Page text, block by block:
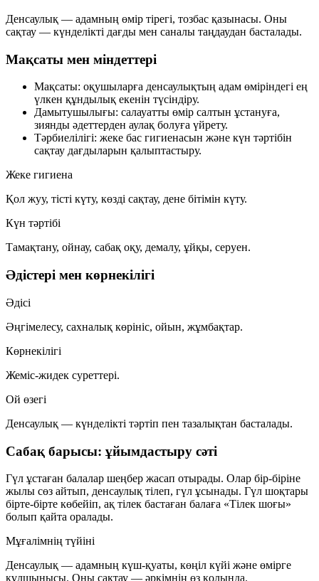
Денсаулық — адамның өмір тірегі, тозбас қазынасы. Оны
сақтау — күнделікті дағды мен саналы таңдаудан басталады.
Мақсаты мен міндеттері
Мақсаты: оқушыларға денсаулықтың адам өміріндегі ең
үлкен құндылық екенін түсіндіру.
Дамытушылығы: салауатты өмір салтын ұстануға,
зиянды әдеттерден аулақ болуға үйрету.
Тәрбиелілігі: жеке бас гигиенасын және күн тәртібін
сақтау дағдыларын қалыптастыру.
Жеке гигиена
Қол жуу, тісті күту, көзді сақтау, дене бітімін күту.
Күн тәртібі
Тамақтану, ойнау, сабақ оқу, демалу, ұйқы, серуен.
Әдістері мен көрнекілігі
Әдісі
Әңгімелесу, сахналық көрініс, ойын, жұмбақтар.
Көрнекілігі
Жеміс-жидек суреттері.
Ой өзегі
Денсаулық — күнделікті тәртіп пен тазалықтан басталады.
Сабақ барысы: ұйымдастыру сәті
Гүл ұстаған балалар шеңбер жасап отырады. Олар бір-біріне
жылы сөз айтып, денсаулық тілеп, гүл ұсынады. Гүл шоқтары
бірте-бірте көбейіп, ақ тілек бастаған балаға «Тілек шоғы»
болып қайта оралады.
Мұғалімнің түйіні
Денсаулық — адамның күш-қуаты, көңіл күйі және өмірге
құлшынысы. Оны сақтау — әркімнің өз қолында.